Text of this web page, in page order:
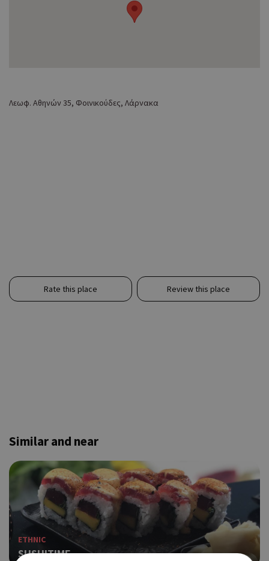
Λεωφ. Αθηνών 35, Φοινικούδες, Λάρνακα
Rate this place Review this place
Similar and near
ETHNIC
SUSHITIME